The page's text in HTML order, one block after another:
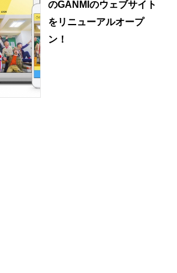
のGANMIのウェブサイト
をリニューアルオープ
ン！